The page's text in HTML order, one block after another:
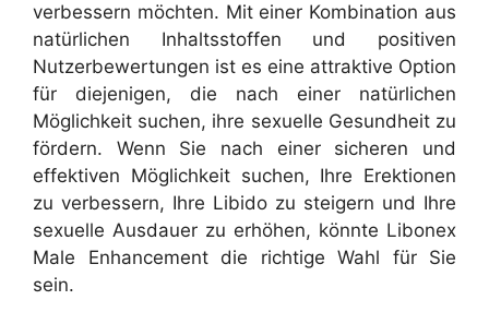
verbessern möchten. Mit einer Kombination aus
natürlichen Inhaltsstoffen und positiven
Nutzerbewertungen ist es eine attraktive Option
für diejenigen, die nach einer natürlichen
Möglichkeit suchen, ihre sexuelle Gesundheit zu
fördern. Wenn Sie nach einer sicheren und
effektiven Möglichkeit suchen, Ihre Erektionen
zu verbessern, Ihre Libido zu steigern und Ihre
sexuelle Ausdauer zu erhöhen, könnte Libonex
Male Enhancement die richtige Wahl für Sie
sein.